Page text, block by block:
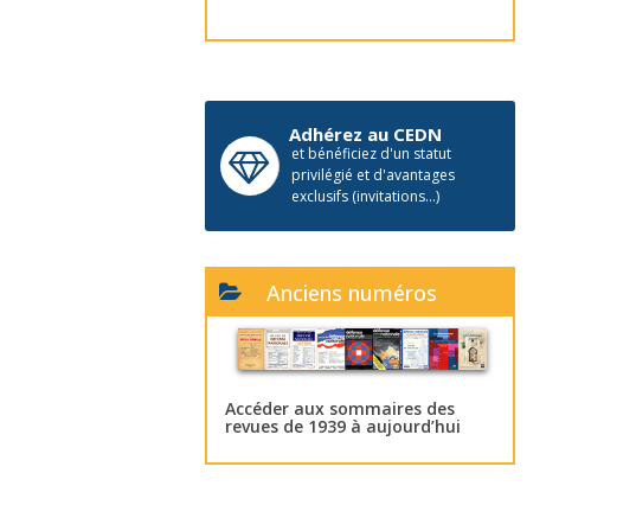
Adhérez au CEDN
et bénéficiez d'un statut
privilégié et d'avantages
exclusifs (invitations...)
Anciens numéros
Accéder aux sommaires des
revues de 1939 à aujourd’hui